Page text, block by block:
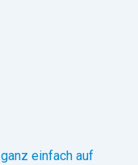
einfach auf